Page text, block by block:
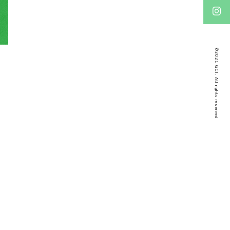
©2021 GCI. All rights reserved